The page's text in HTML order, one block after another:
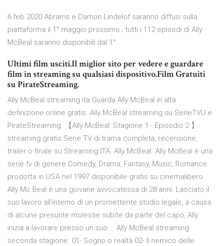
6 feb 2020 Abrams e Damon Lindelof saranno diffusi sulla
piattaforma il 1° maggio prossimo ; tutti i 112 episodi di Ally
McBeal saranno disponibili dal 1°
Ultimi film usciti.Il miglior sito per vedere e guardare
film in streaming su qualsiasi dispositivo.Film Gratuiti
su PirateStreaming.
Ally McBeal streaming ita.Guarda Ally McBeal in alta
definizione online gratis. Ally McBeal streaming su SerieTVU e
PirateStreaming. 【Ally McBeal: Stagione 1 - Episodio 2 】
streaming gratis.Serie TV di trama completa, recensione,
trailer o finale su Streaming ITA. Ally McBeal. Ally McBeal è una
serie tv di genere Comedy, Drama, Fantasy, Music, Romance
prodotta in USA nel 1997 disponibile gratis su cinemalibero.
Ally Mc Beal è una giovane avvocatessa di 28 anni. Lasciato il
suo lavoro all'interno di un promettente studio legale, a causa
di alcune presunte molestie subite da parte del capo, Ally
inizia a lavorare presso un suo … Ally McBeal streaming
seconda stagione. 01- Sogno o realtà 02- Il nemico delle